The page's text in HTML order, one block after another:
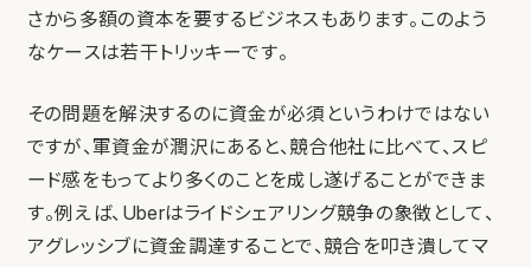
さから多額の資本を要するビジネスもあります。このよう
なケースは若干トリッキーです。
その問題を解決するのに資金が必須というわけではない
ですが、軍資金が潤沢にあると、競合他社に比べて、スピ
ード感をもってより多くのことを成し遂げることができま
す。例えば、Uberはライドシェアリング競争の象徴として、
アグレッシブに資金調達することで、競合を叩き潰してマ